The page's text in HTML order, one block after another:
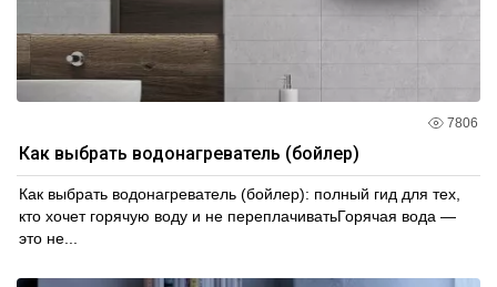
7806
Как выбрать водонагреватель (бойлер)
Как выбрать водонагреватель (бойлер): полный гид для тех,
кто хочет горячую воду и не переплачиватьГорячая вода —
это не...